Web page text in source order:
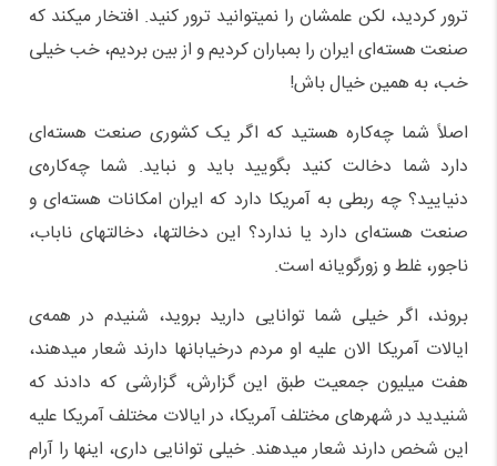
ترور کردید، لکن علمشان را نمیتوانید ترور کنید. افتخار میکند که
صنعت هسته‌ای ایران را بمباران کردیم و از بین بردیم، خب خیلی
خب، به همین خیال باش!
اصلاً شما چه‌کاره هستید که اگر یک کشوری صنعت هسته‌ای
دارد شما دخالت کنید بگویید باید و نباید. شما چه‌کاره‌ی
دنیایید؟ چه ربطی به آمریکا دارد که ایران امکانات هسته‌ای و
صنعت هسته‌ای دارد یا ندارد؟ این دخالتها، دخالتهای ناباب،
ناجور، غلط و زورگویانه است.
بروند، اگر خیلی شما توانایی دارید بروید، شنیدم در همه‌ی
ایالات آمریکا الان علیه او مردم درخیابانها دارند شعار میدهند،
هفت میلیون جمعیت طبق این گزارش، گزارشی که دادند که
شنیدید در شهرهای مختلف آمریکا، در ایالات مختلف آمریکا علیه
این شخص دارند شعار میدهند. خیلی توانایی داری، اینها را آرام